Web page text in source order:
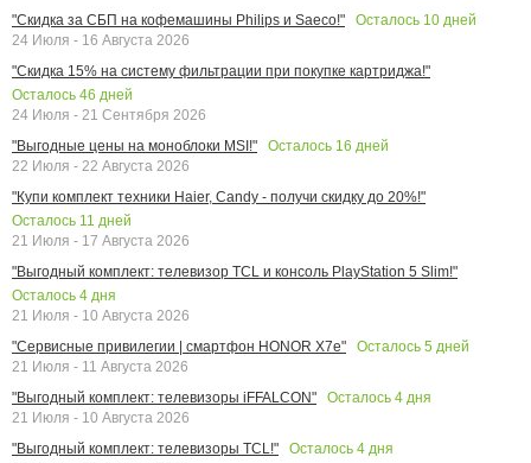
"Скидка за СБП на кофемашины Philips и Saeco!"
Осталось 10 дней
24 Июля - 16 Августа 2026
"Скидка 15% на систему фильтрации при покупке картриджа!"
Осталось 46 дней
24 Июля - 21 Сентября 2026
"Выгодные цены на моноблоки MSI!"
Осталось 16 дней
22 Июля - 22 Августа 2026
"Купи комплект техники Haier, Candy - получи скидку до 20%!"
Осталось 11 дней
21 Июля - 17 Августа 2026
"Выгодный комплект: телевизор TCL и консоль PlayStation 5 Slim!"
Осталось 4 дня
21 Июля - 10 Августа 2026
"Сервисные привилегии | смартфон HONOR X7e"
Осталось 5 дней
21 Июля - 11 Августа 2026
"Выгодный комплект: телевизоры iFFALCON"
Осталось 4 дня
21 Июля - 10 Августа 2026
"Выгодный комплект: телевизоры TCL!"
Осталось 4 дня